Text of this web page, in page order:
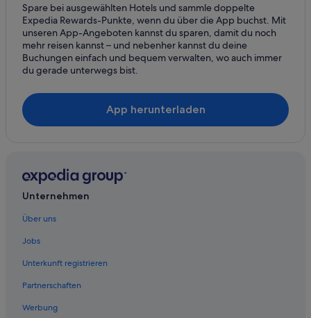
Spare bei ausgewählten Hotels und sammle doppelte
Expedia Rewards-Punkte, wenn du über die App buchst. Mit
unseren App-Angeboten kannst du sparen, damit du noch
mehr reisen kannst – und nebenher kannst du deine
Buchungen einfach und bequem verwalten, wo auch immer
du gerade unterwegs bist.
App herunterladen
Unternehmen
Über uns
Jobs
Unterkunft registrieren
Partnerschaften
Werbung